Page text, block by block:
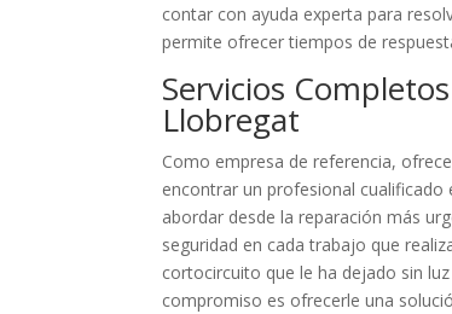
contar con ayuda experta para
permite ofrecer tiempos de
Servicios
Llobregat
Como empresa de referencia,
encontrar un profesional cualificado
abordar desde la reparación más
seguridad en cada trabajo que
cortocircuito que le ha dejado sin
compromiso es ofrecerle una